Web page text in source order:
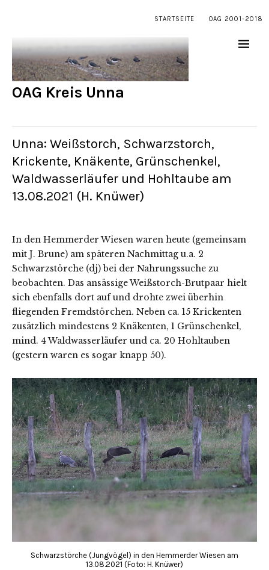
STARTSEITE OAG 2001-2018
OAG Kreis Unna
Unna: Weißstorch, Schwarzstorch,
Krickente, Knäkente, Grünschenkel,
Waldwasserläufer und Hohltaube am
13.08.2021 (H. Knüwer)
In den Hemmerder Wiesen waren heute (gemeinsam
mit J. Brune) am späteren Nachmittag u.a. 2
Schwarzstörche (dj) bei der Nahrungssuche zu
beobachten. Das ansässige Weißstorch-Brutpaar hielt
sich ebenfalls dort auf und drohte zwei überhin
fliegenden Fremdstörchen. Neben ca. 15 Krickenten
zusätzlich mindestens 2 Knäkenten, 1 Grünschenkel,
mind. 4 Waldwasserläufer und ca. 20 Hohltauben
(gestern waren es sogar knapp 50).
Schwarzstörche (Jungvögel) in den Hemmerder Wiesen am
13.08.2021 (Foto: H. Knüwer)